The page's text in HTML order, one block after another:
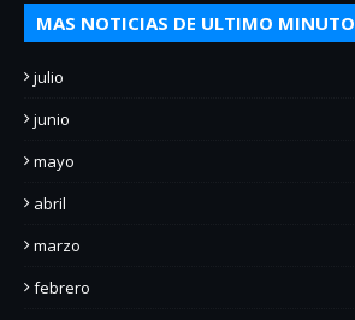
MAS NOTICIAS DE ULTIMO MINUTO
julio
junio
mayo
abril
marzo
febrero